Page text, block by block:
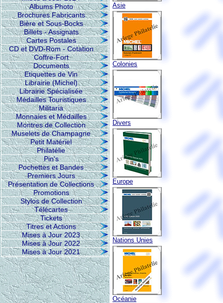
Albums Photo
Brochures Fabricants
Bière et Sous-Bocks
Billets - Assignats
Cartes Postales
CD et DVD-Rom - Cotation
Coffre-Fort
Documents
Etiquettes de Vin
Librairie (Michel)
Librairie Spécialisée
Médailles Touristiques
Militaria
Monnaies et Médailles
Montres de Collection
Muselets de Champagne
Petit Matériel
Philatélie
Pin's
Pochettes et Bandes
Premiers Jours
Présentation de Collections
Promotions
Stylos de Collection
Télécartes
Tickets
Titres et Actions
Mises à Jour 2023
Mises à Jour 2022
Mises à Jour 2021
Asie
Colonies
Divers
Europe
Nations Unies
Océanie